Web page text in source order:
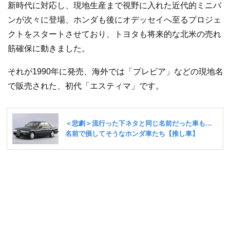
新時代に対応し、現地生産まで視野に入れた近代的ミニバ
ンが次々に登場、ホンダも後にオデッセイへ至るプロジェ
クトをスタートさせており、トヨタも将来的な北米の売れ
筋確保に動きました。
それが1990年に発売、海外では「プレビア」などの現地名
で販売された、初代「エスティマ」です。